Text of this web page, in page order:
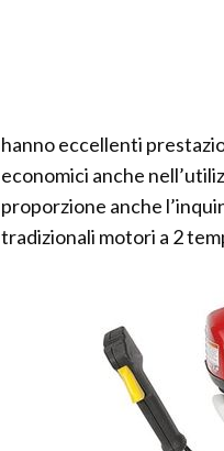
hanno eccellenti
economici anche
proporzione anche
tradizionali motori a 2